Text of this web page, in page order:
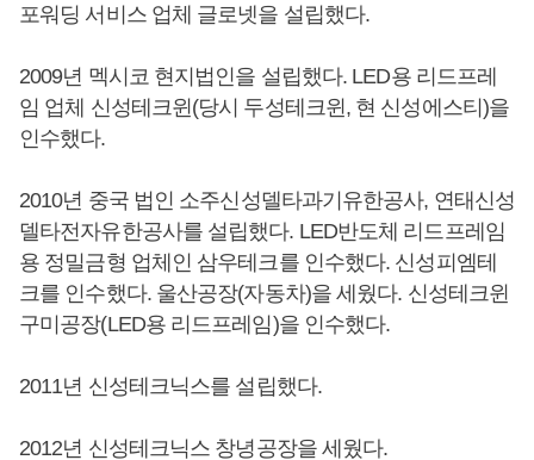
포워딩 서비스 업체 글로넷을 설립했다.
2009년 멕시코 현지법인을 설립했다. LED용 리드프레
임 업체 신성테크윈(당시 두성테크윈, 현 신성에스티)을
인수했다.
2010년 중국 법인 소주신성델타과기유한공사, 연태신성
델타전자유한공사를 설립했다. LED반도체 리드프레임
용 정밀금형 업체인 삼우테크를 인수했다. 신성피엠테
크를 인수했다. 울산공장(자동차)을 세웠다. 신성테크윈
구미공장(LED용 리드프레임)을 인수했다.
2011년 신성테크닉스를 설립했다.
2012년 신성테크닉스 창녕공장을 세웠다.